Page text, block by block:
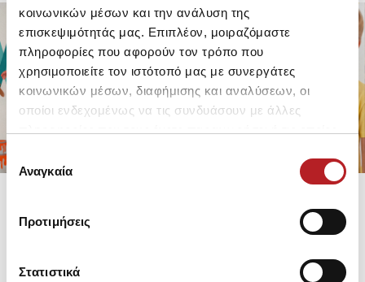
κοινωνικών μέσων και την ανάλυση της
επισκεψιμότητάς μας. Επιπλέον, μοιραζόμαστε
πληροφορίες που αφορούν τον τρόπο που
χρησιμοποιείτε τον ιστότοπό μας με συνεργάτες
κοινωνικών μέσων, διαφήμισης και αναλύσεων, οι
οποίοι ενδεχομένως να τις συνδυάσουν με άλλες
των υπηρεσιών τους.
Επιλογή
συγκατάθεσης
Αναγκαία
Προτιμήσεις
Στατιστικά
FOR GIRLS
UP TO -30%
SHOP SALE
FOR BOYS
UP TO -30%
SHOP SALE